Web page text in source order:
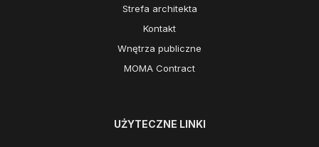
Strefa architekta
Kontakt
Wnętrza publiczne
MOMA Contract
UŻYTECZNE LINKI